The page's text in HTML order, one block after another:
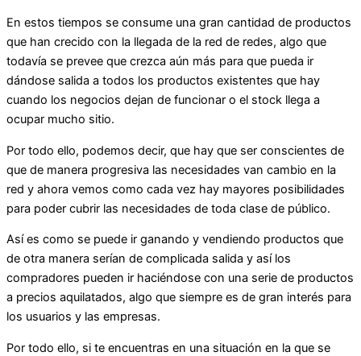
En estos tiempos se consume una gran cantidad de productos
que han crecido con la llegada de la red de redes, algo que
todavía se prevee que crezca aún más para que pueda ir
dándose salida a todos los productos existentes que hay
cuando los negocios dejan de funcionar o el stock llega a
ocupar mucho sitio.
Por todo ello, podemos decir, que hay que ser conscientes de
que de manera progresiva las necesidades van cambio en la
red y ahora vemos como cada vez hay mayores posibilidades
para poder cubrir las necesidades de toda clase de público.
Así es como se puede ir ganando y vendiendo productos que
de otra manera serían de complicada salida y así los
compradores pueden ir haciéndose con una serie de productos
a precios aquilatados, algo que siempre es de gran interés para
los usuarios y las empresas.
Por todo ello, si te encuentras en una situación en la que se